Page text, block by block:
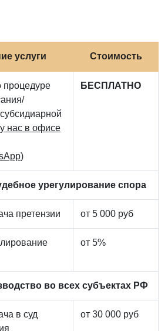
услуги Стоимость
процедуре
нас в офисе
)
БЕСПЛАТНО
урегулирование спора
претензии от 5 000 руб
от 5%
во всех субъектах РФ
в суд
от 30 000 руб